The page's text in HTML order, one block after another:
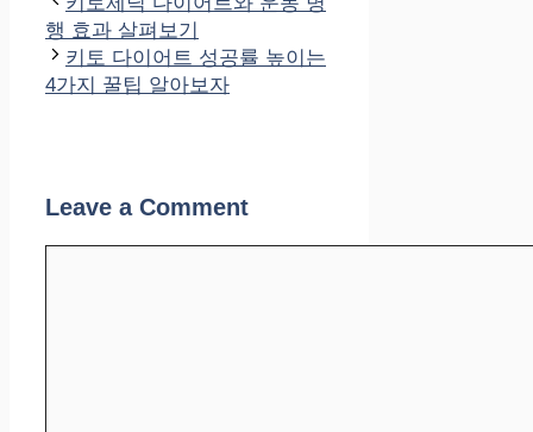
행 효과 살펴보기
키토 다이어트 성공률 높이는
4가지 꿀팁 알아보자
Leave a Comment